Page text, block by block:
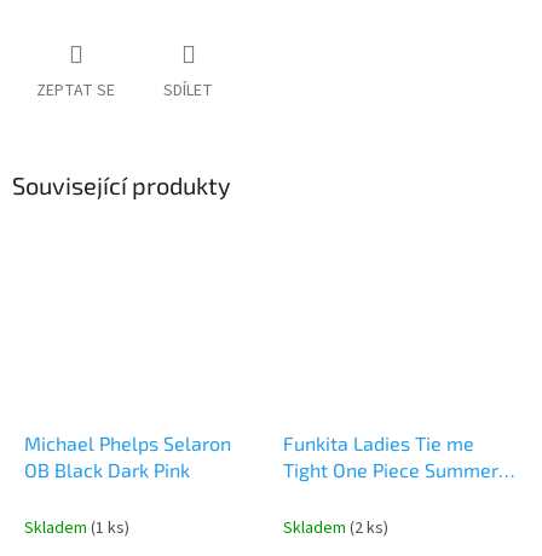
ZEPTAT SE SDÍLET
Související produkty
Michael Phelps Selaron
OB Black Dark Pink
Skladem (1 ks)
Funkita Ladies Tie me
Tight One Piece Summer
Skladem (2 ks)